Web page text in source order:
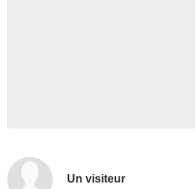
Un visiteur